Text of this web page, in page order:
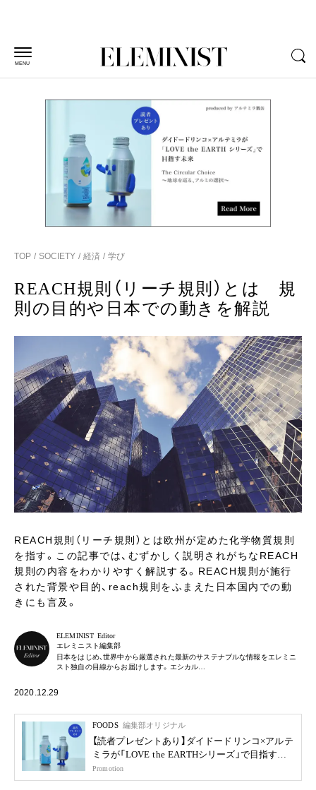
MENU
TOP SOCIETY 経済 学び
REACH規則（リーチ規則）とは 規
則の目的や日本での動きを解説
REACH規則（リーチ規則）とは欧州が定めた化学物質規則
を指す。この記事では、むずかしく説明されがちなREACH
規則の内容をわかりやすく解説する。REACH規則が施行
された背景や目的、reach規則をふまえた日本国内での動
きにも言及。
ELEMINIST Editor
エレミニスト編集部
日本をはじめ、世界中から厳選された最新のサステナブルな情報をエレミニ
スト独自の目線からお届けします。エシカル…
2020.12.29
FOODS 編集部オリジナル
【読者プレゼントあり】ダイドードリンコ×アルテ
ミラが「LOVE the EARTHシリーズ」で目指す未
来
Promotion